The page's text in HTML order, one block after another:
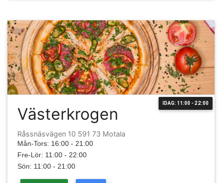
IDAG: 11:00 - 22:00
Västerkrogen
Råssnäsvägen 10 591 73 Motala
Mån-Tors: 16:00 - 21:00
Fre-Lör: 11:00 - 22:00
Sön: 11:00 - 21:00